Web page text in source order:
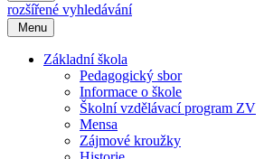
rozšířené vyhledávání
Menu
Základní škola
Pedagogický sbor
Informace o škole
Školní vzdělávací program ZV
Mensa
Zájmové kroužky